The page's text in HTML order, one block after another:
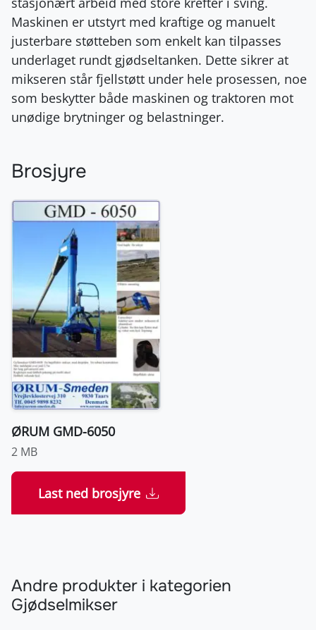
Maskinen er utstyrt med kraftige og manuelt
justerbare støtteben som enkelt kan tilpasses
underlaget rundt gjødseltanken. Dette sikrer at
mikseren står fjellstøtt under hele prosessen, noe
som beskytter både maskinen og traktoren mot
unødige brytninger og belastninger.
Brosjyre
ØRUM GMD-6050
2 MB
Last ned brosjyre
Andre produkter i kategorien
Gjødselmikser